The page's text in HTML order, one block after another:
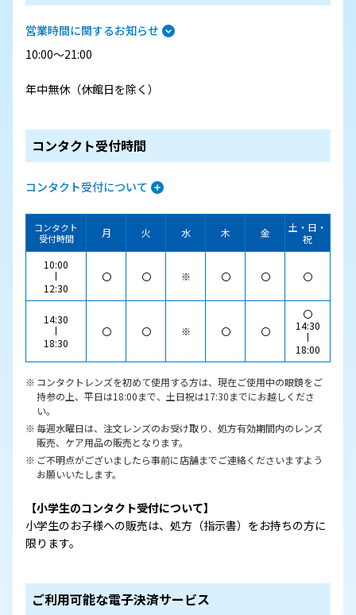
営業時間に関するお知らせ
10:00～21:00
年中無休（休館日を除く）
コンタクト受付時間
コンタクト受付について
コンタクト
受付時間
月 火 水 木 金
土・日・
祝
10:00
12:30
〇 〇 ※ 〇 〇 〇
14:30
18:30
〇 〇 ※ 〇 〇
〇
14:30
18:00
コンタクトレンズを初めて使用する方は、現在ご使用中の眼鏡をご
持参の上、平日は18:00まで、土日祝は17:30までにお越しくださ
い。
毎週水曜日は、注文レンズのお受け取り、処方有効期間内のレンズ
販売、ケア用品の販売となります。
ご不明点がございましたら事前に店舗までご連絡くださいますよう
お願いいたします。
【小学生のコンタクト受付について】
小学生のお子様への販売は、処方（指示書）をお持ちの方に
限ります。
ご利用可能な電子決済サービス